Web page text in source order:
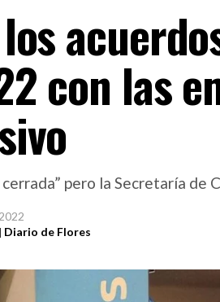
con las
pero la Secretaría
Diario de Flores